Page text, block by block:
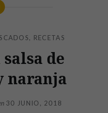
, RECETAS
de
naranja
30 JUNIO, 2018